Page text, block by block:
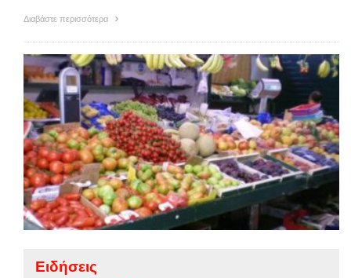
Διαβάστε περισσότερα
Ειδήσεις